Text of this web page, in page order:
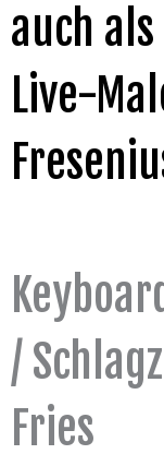
auch
Live-
/
Fries